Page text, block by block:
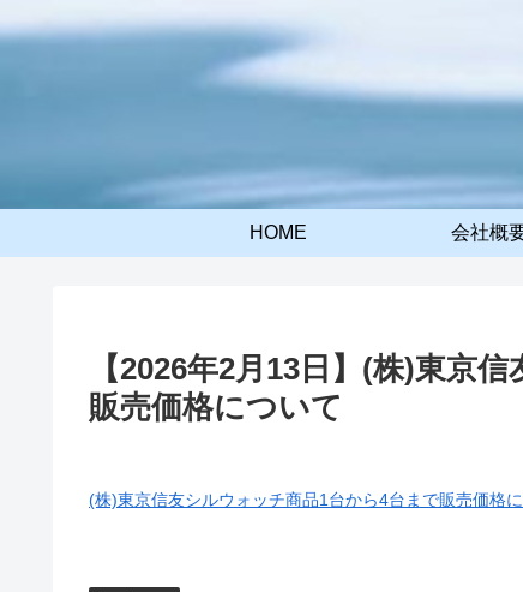
HOME 会社概
【2026年2月13日】(株)東京
販売価格について
(株)東京信友シルウォッチ商品1台から4台まで販売価格